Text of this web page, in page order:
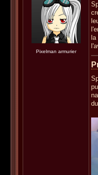
Pixelman armurier